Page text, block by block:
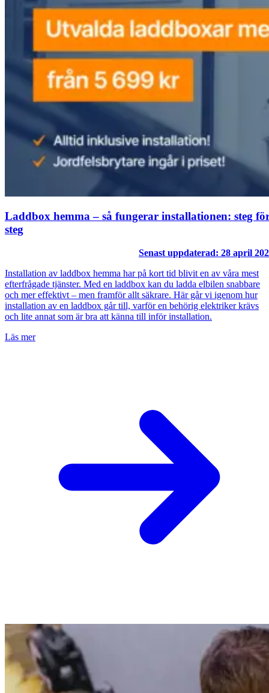
Laddbox hemma – så fungerar installationen: steg
steg
Senast uppdaterad: 28 april
Installation av laddbox hemma har på kort tid blivit en av våra mest
efterfrågade tjänster. Med en laddbox kan du ladda elbilen snabbare
och mer effektivt – men framför allt säkrare. Här går vi igenom hur
installation av en laddbox går till, varför en behörig elektriker krävs
och lite annat som är bra att känna till inför installation.
Läs mer